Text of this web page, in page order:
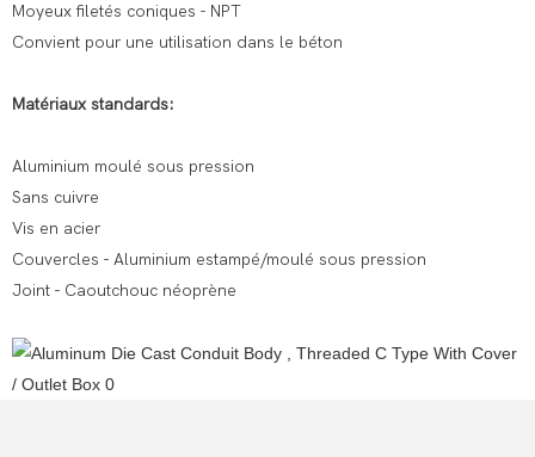
Moyeux filetés coniques - NPT
Convient pour une utilisation dans le béton
Matériaux standards:
Aluminium moulé sous pression
Sans cuivre
Vis en acier
Couvercles - Aluminium estampé/moulé sous pression
Joint - Caoutchouc néoprène